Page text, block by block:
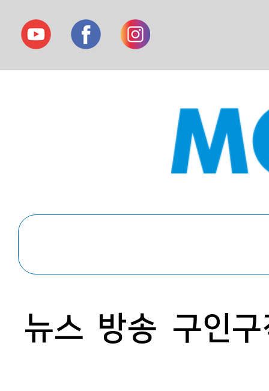
뉴스 방송 구인